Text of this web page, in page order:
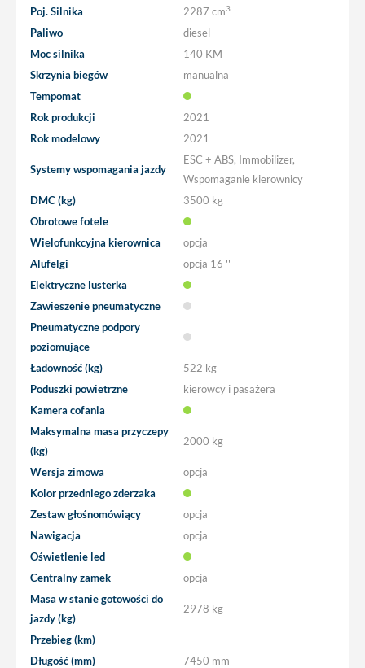
Poj. Silnika
2287 cm3
Paliwo
diesel
Moc silnika
140 KM
Skrzynia biegów
manualna
Tempomat
Rok produkcji
2021
Rok modelowy
2021
Systemy wspomagania jazdy
ESC + ABS, Immobilizer,
Wspomaganie kierownicy
DMC (kg)
3500 kg
Obrotowe fotele
Wielofunkcyjna kierownica
opcja
Alufelgi
opcja 16 ''
Elektryczne lusterka
Zawieszenie pneumatyczne
Pneumatyczne podpory
poziomujące
Ładowność (kg)
522 kg
Poduszki powietrzne
kierowcy i pasażera
Kamera cofania
Maksymalna masa przyczepy
(kg)
2000 kg
Wersja zimowa
opcja
Kolor przedniego zderzaka
Zestaw głośnomówiący
opcja
Nawigacja
opcja
Oświetlenie led
Centralny zamek
opcja
Masa w stanie gotowości do
jazdy (kg)
2978 kg
Przebieg (km)
-
Długość (mm)
7450 mm